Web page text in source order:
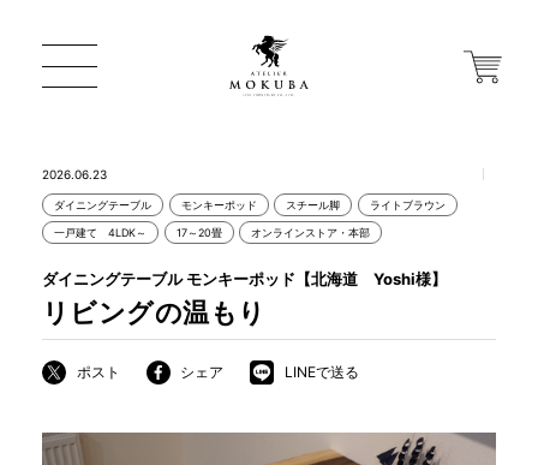
ONLINE STORE
店舗から探す
2026.06.23
ダイニングテーブル モンキーポッド スチール脚 ライトブラウン
一戸建て 4LDK～ 17～20畳 オンラインストア・本部
リビングの温もり
ダイニングテーブル モンキーポッド【北海道 Yoshi様】
ポスト シェア LINEで送る